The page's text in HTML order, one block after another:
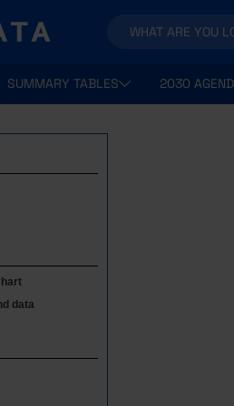
SUMMARY TABLES 2030
data